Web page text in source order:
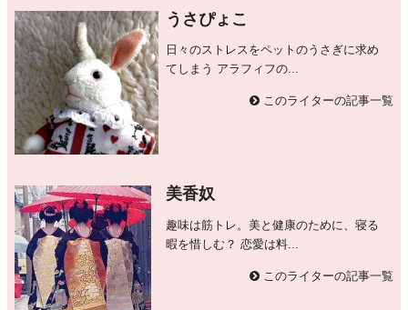
うさぴょこ
日々のストレスをペットのうさぎに求め
てしまう アラフィフの...
このライターの記事一覧
美香奴
趣味は筋トレ。美と健康のために、寝る
暇を惜しむ？ 恋愛は料...
このライターの記事一覧